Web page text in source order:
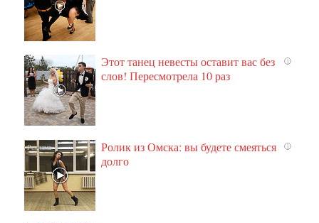
i
Этот танец невесты оставит вас без
слов! Пересмотрела 10 раз
i
Ролик из Омска: вы будете смеяться
долго